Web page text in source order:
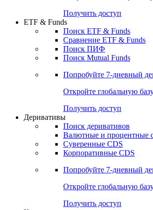
Попробуйте7-дневный
Откройте глобальную
Получить доступ
ETF & Funds
Поиск ETF & Funds
Сравнение ETF & Funds
Поиск ПИФ
Поиск Mutual Funds
Попробуйте7-дневный
Откройте глобальную
Получить доступ
Деривативы
Поиск деривативов
Валютные и процентные
Суверенные CDS
Корпоративные CDS
Попробуйте7-дневный